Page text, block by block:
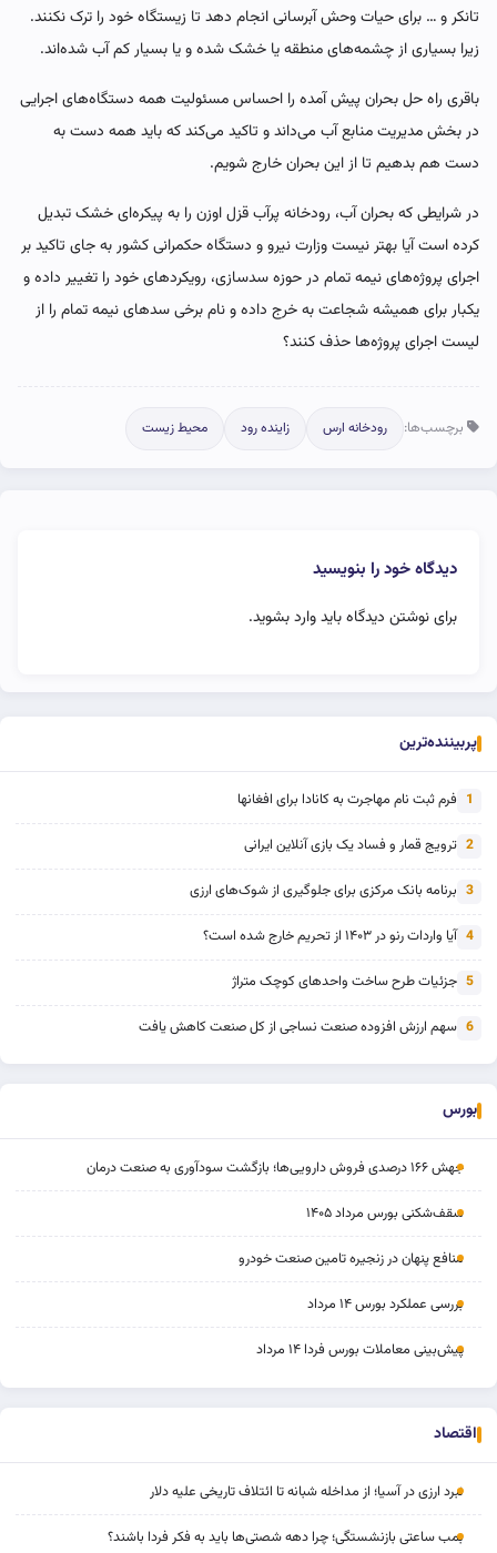
تانکر و … برای حیات وحش آبرسانی انجام دهد تا زیستگاه خود را ترک نکنند.
زیرا بسیاری از چشمه‌های منطقه یا خشک شده و یا بسیار کم آب شده‌اند.
باقری راه حل بحران پیش آمده را احساس مسئولیت همه دستگاه‌های اجرایی
در بخش مدیریت منابع آب می‌داند و تاکید می‌کند که باید همه دست به
دست هم بدهیم تا از این بحران خارج شویم.
در شرایطی که بحران آب، رودخانه پرآب قزل اوزن را به پیکره‌ای خشک تبدیل
کرده است آیا بهتر نیست وزارت نیرو و دستگاه حکمرانی کشور به جای تاکید بر
اجرای پروژه‌های نیمه تمام در حوزه سدسازی، رویکردهای خود را تغییر داده و
یکبار برای همیشه شجاعت به خرج داده و نام برخی سدهای نیمه تمام را از
لیست اجرای پروژه‌ها حذف کنند؟
برچسب‌ها: رودخانه ارس زاینده رود محیط زیست
دیدگاه خود را بنویسید
برای نوشتن دیدگاه بایدوارد بشوید.
پربیننده‌ترین
1 فرم ثبت نام مهاجرت به کانادا برای افغانها
2 ترویج قمار و فساد یک بازی آنلاین ایرانی
3 برنامه بانک مرکزی برای جلوگیری از شوک‌های ارزی
4 آیا واردات رنو در ۱۴۰۳ از تحریم خارج شده است؟
5 جزئیات طرح ساخت واحدهای کوچک متراژ
6 سهم ارزش افزوده صنعت نساجی از کل صنعت کاهش یافت
بورس
جهش ۱۶۶ درصدی فروش دارویی‌ها؛ بازگشت سودآوری به صنعت درمان
سقف‌شکنی بورس مرداد ۱۴۰۵
منافع پنهان در زنجیره تامین صنعت خودرو
بررسی عملکرد بورس ۱۴ مرداد
پیش‌بینی معاملات بورس فردا ۱۴ مرداد
اقتصاد
نبرد ارزی در آسیا؛ از مداخله‌ شبانه تا ائتلاف تاریخی علیه دلار
بمب ساعتی بازنشستگی؛ چرا دهه شصتی‌ها باید به فکر فردا باشند؟